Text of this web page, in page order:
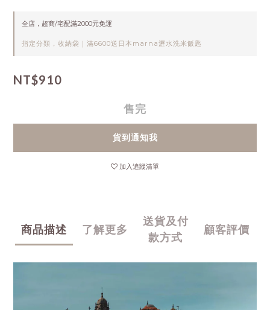
全店，超商/宅配滿2000元免運
指定分類，收納袋｜滿6600送日本marna瀝水洗米飯匙
NT$910
售完
貨到通知我
加入追蹤清單
商品描述 了解更多
送貨及付
款方式
顧客評價